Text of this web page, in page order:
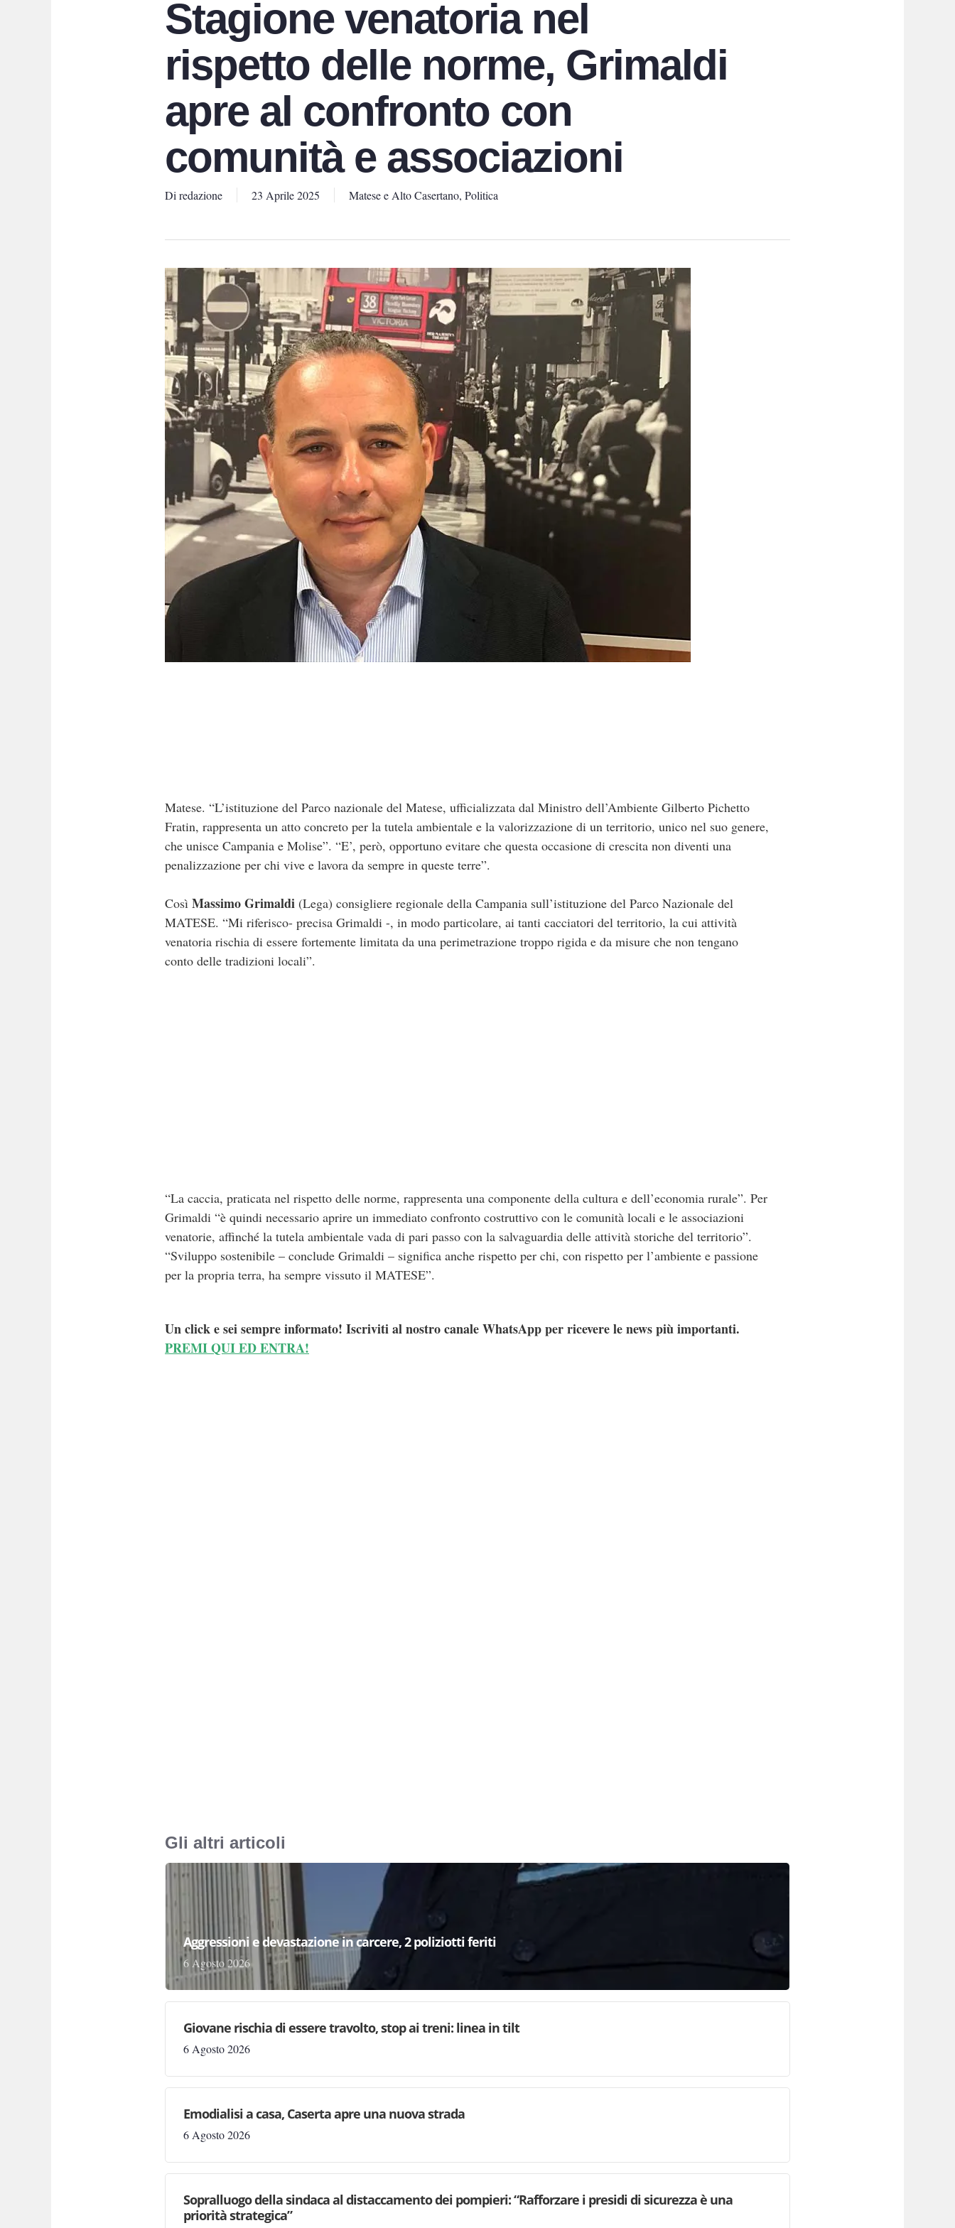
Stagione venatoria nel
rispetto delle norme, Grimaldi
apre al confronto con
comunità e associazioni
Di redazione 23 Aprile 2025 Matese e Alto Casertano, Politica
Matese. “L’istituzione del Parco nazionale del Matese, ufficializzata dal Ministro dell’Ambiente Gilberto Pichetto
Fratin, rappresenta un atto concreto per la tutela ambientale e la valorizzazione di un territorio, unico nel suo genere,
che unisce Campania e Molise”. “E’, però, opportuno evitare che questa occasione di crescita non diventi una
penalizzazione per chi vive e lavora da sempre in queste terre”.
Così Massimo Grimaldi (Lega) consigliere regionale della Campania sull’istituzione del Parco Nazionale del
MATESE. “Mi riferisco- precisa Grimaldi -, in modo particolare, ai tanti cacciatori del territorio, la cui attività
venatoria rischia di essere fortemente limitata da una perimetrazione troppo rigida e da misure che non tengano
conto delle tradizioni locali”.
“La caccia, praticata nel rispetto delle norme, rappresenta una componente della cultura e dell’economia rurale”. Per
Grimaldi “è quindi necessario aprire un immediato confronto costruttivo con le comunità locali e le associazioni
venatorie, affinché la tutela ambientale vada di pari passo con la salvaguardia delle attività storiche del territorio”.
“Sviluppo sostenibile – conclude Grimaldi – significa anche rispetto per chi, con rispetto per l’ambiente e passione
per la propria terra, ha sempre vissuto il MATESE”.
Un click e sei sempre informato! Iscriviti al nostro canale WhatsApp per ricevere le news più importanti.
PREMI QUI ED ENTRA!
Gli altri articoli
Aggressioni e devastazione in carcere, 2 poliziotti feriti
6 Agosto 2026
Giovane rischia di essere travolto, stop ai treni: linea in tilt
6 Agosto 2026
Emodialisi a casa, Caserta apre una nuova strada
6 Agosto 2026
Sopralluogo della sindaca al distaccamento dei pompieri: “Rafforzare i presidi di sicurezza è una
priorità strategica”